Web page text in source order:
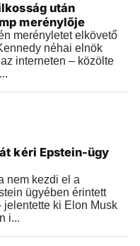
után
merénylője
merényletet elkövető
néhai elnök
interneten – közölte
kéri Epstein-ügy
nem kezdi el a
ügyében érintett
ki Elon Musk
i...